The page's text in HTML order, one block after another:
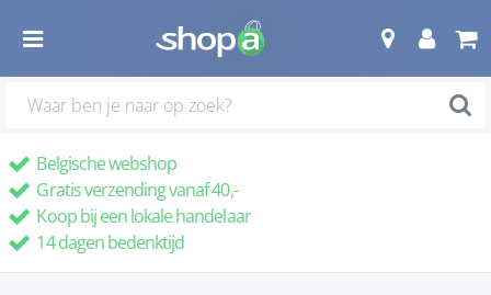
Belgische webshop
Gratis verzending vanaf 40,-
Koop bij een lokale handelaar
14 dagen bedenktijd